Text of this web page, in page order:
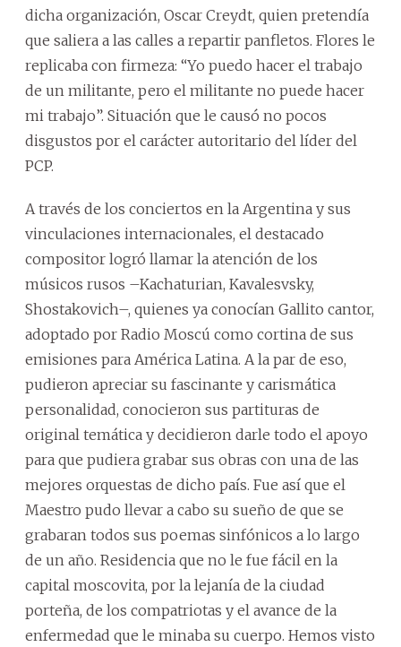
dicha organización, Oscar Creydt, quien pretendía
que saliera a las calles a repartir panfletos. Flores le
replicaba con firmeza: “Yo puedo hacer el trabajo
de un militante, pero el militante no puede hacer
mi trabajo”. Situación que le causó no pocos
disgustos por el carácter autoritario del líder del
PCP.
A través de los conciertos en la Argentina y sus
vinculaciones internacionales, el destacado
compositor logró llamar la atención de los
músicos rusos –Kachaturian, Kavalesvsky,
Shostakovich–, quienes ya conocían Gallito cantor,
adoptado por Radio Moscú como cortina de sus
emisiones para América Latina. A la par de eso,
pudieron apreciar su fascinante y carismática
personalidad, conocieron sus partituras de
original temática y decidieron darle todo el apoyo
para que pudiera grabar sus obras con una de las
mejores orquestas de dicho país. Fue así que el
Maestro pudo llevar a cabo su sueño de que se
grabaran todos sus poemas sinfónicos a lo largo
de un año. Residencia que no le fue fácil en la
capital moscovita, por la lejanía de la ciudad
porteña, de los compatriotas y el avance de la
enfermedad que le minaba su cuerpo. Hemos visto